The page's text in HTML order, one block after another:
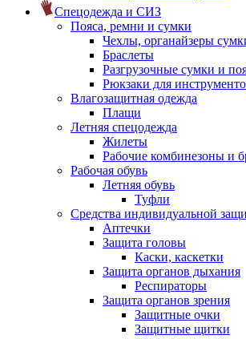
Спецодежда и СИЗ
Пояса, ремни и сумки
Чехлы, органайзеры
Браслеты
Разгрузочные сумки и
Рюкзаки для
Влагозащитная одежда
Плащи
Летняя спецодежда
Жилеты
Рабочие комбинезоны и
Рабочая обувь
Летняя обувь
Туфли
Средства индивидуальной
Аптечки
Защита головы
Каски, каскетки
Защита органов дыхания
Респираторы
Защита органов зрения
Защитные очки
Защитные щитки